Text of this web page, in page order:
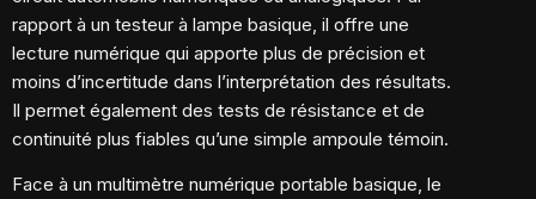
rapport à un testeur à lampe basique, il offre une
lecture numérique qui apporte plus de précision et
moins d’incertitude dans l’interprétation des résultats.
Il permet également des tests de résistance et de
continuité plus fiables qu’une simple ampoule témoin.
Face à un multimètre numérique portable basique, le